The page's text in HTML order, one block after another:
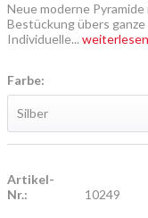
Neue moderne
Bestückung übers ganze
Individuelle...
Farbe:
Artikel-
Nr.:
10249